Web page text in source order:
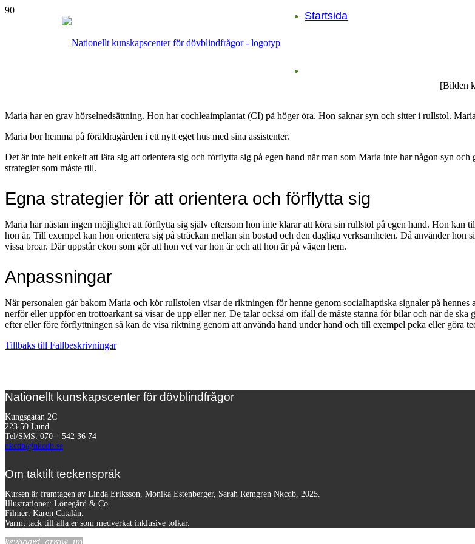
Startsida
[Bilden
Maria har en grav hörselnedsättning. Hon har cochleaimplantat (CI) på höger öra. Hon saknar syn och sitter i rullstol.
Maria bor hemma på föräldragården i ett nytt eget hus med sina assistenter.
Det är inte helt enkelt att lära sig att orientera sig och förflytta sig på egen hand när man som Maria inte har någon syn
strategier som måste till.
Egna strategier för att orientera och förflytta sig
Maria har nästan ingen möjlighet att förflytta sig själv eftersom hon inte klarar att köra sin rullstol på egen hand. Hon
hon är. Till exempel kan hon orientera sig på sträckan mellan sin bostad och den dagliga verksamheten. Då använder
vissa broar. Där uppstår ekon som gör att hon vet var hon är och att hon är på vägen hem.
Anpassningar
När personalen går bakom Maria och kör rullstolen visar de riktningen för henne genom socialhaptiska signaler på
nerför eller uppför en trottoarkant så visar de upp eller ner. De talar också om ifall de måste stanna för bilar och när de
efter eller före förflyttningen så kan de visa riktning genom att använda hand under hand och till exempel peka eller göra
Tillbaks till Fallbeskrivningar
Nationellt kunskapscenter för dövblindfrågor
Kungsgatan 2C
223 50 Lund
Tel/SMS: 070 – 542 36 74
nkcdb@nkcdb.se
Om taktilt teckenspråk
Kursen är framtagen av Linda Eriksson, Monika Estenberger, Sarah Remgren Nkcdb, 2025.
Illustrationer: Lönegård & Co.
Filmer: Karen Catalán.
Varmt tack till alla er som medverkat inklusive tolkar.
keyboard_arrow_up